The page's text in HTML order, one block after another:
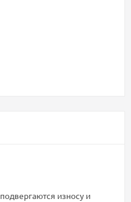
износу и